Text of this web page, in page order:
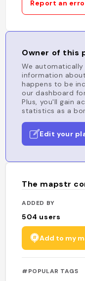
Report an
Owner of this
We
information
happens to be
our dashboard
Plus, you'll gain
statistics as a
Edit your
The mapstr
ADDED BY
504 users
Add to my
#POPULAR TAGS